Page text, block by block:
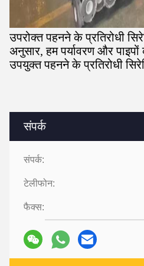
संपर्क
संपर्क:
टेलीफोन:
फैक्स:
उपरोक्त पहनने के प्रतिरोधी
अनुसार, हम पर्यावरण और
उपयुक्त पहनने के प्रतिरोधी